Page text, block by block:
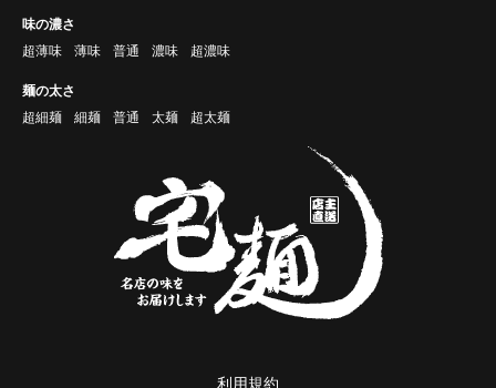
味の濃さ
超薄味
薄味 普通 濃味 超濃味
麺の太さ
超細麺
細麺 普通 太麺 超太麺
利用規約